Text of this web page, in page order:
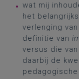
wat mij
het
verlenging
definitie van
versus die van
daarbij de